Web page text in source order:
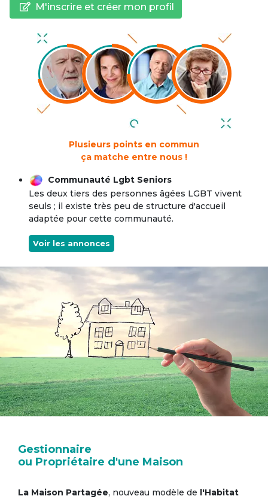
M'inscrire et créer mon profil
Plusieurs points en commun
ça matche entre nous !
Communauté Lgbt Seniors
Les deux tiers des personnes âgées LGBT vivent
seuls ; il existe très peu de structure d'accueil
adaptée pour cette communauté.
Voir les annonces
Gestionnaire
ou Propriétaire d'une Maison
La Maison Partagée, nouveau modèle de l'Habitat